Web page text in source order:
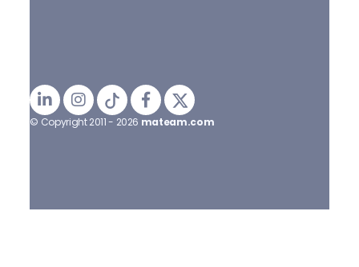
© Copyright 2011 - 2026 mateam.com